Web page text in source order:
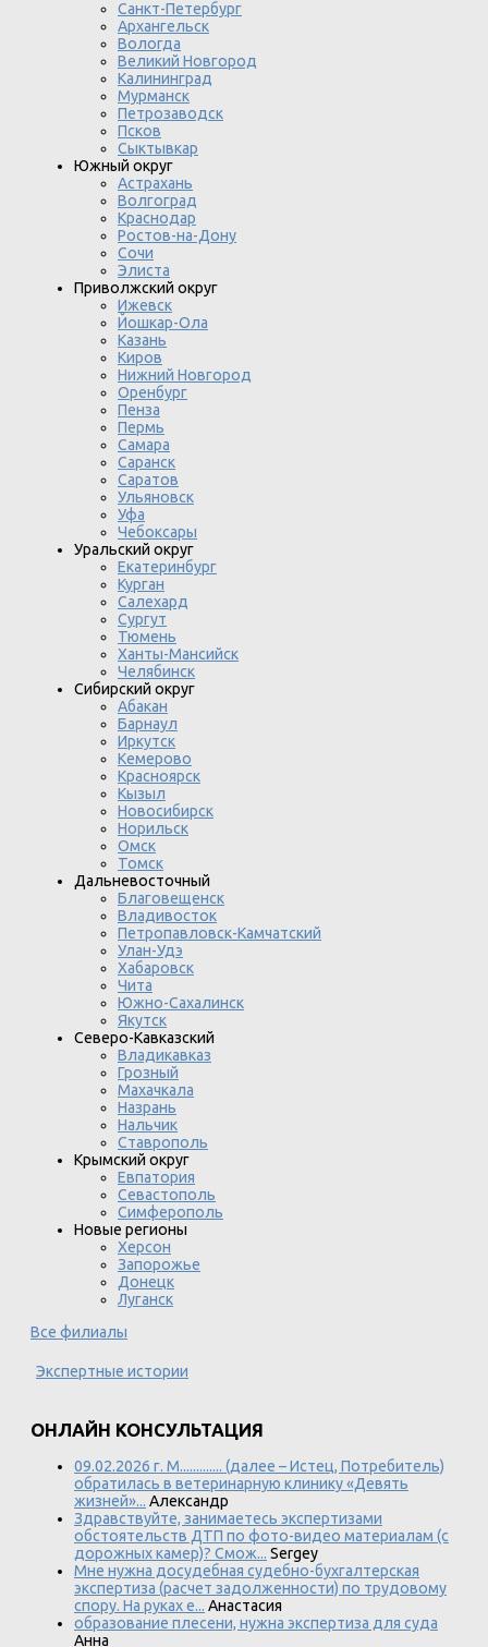
Санкт-Петербург
Архангельск
Вологда
Великий Новгород
Калининград
Мурманск
Петрозаводск
Псков
Сыктывкар
Южный округ
Астрахань
Волгоград
Краснодар
Ростов-на-Дону
Сочи
Элиста
Приволжский округ
Ижевск
Йошкар-Ола
Казань
Киров
Нижний Новгород
Оренбург
Пенза
Пермь
Самара
Саранск
Саратов
Ульяновск
Уфа
Чебоксары
Уральский округ
Екатеринбург
Курган
Салехард
Сургут
Тюмень
Ханты-Мансийск
Челябинск
Сибирский округ
Абакан
Барнаул
Иркутск
Кемерово
Красноярск
Кызыл
Новосибирск
Норильск
Омск
Томск
Дальневосточный
Благовещенск
Владивосток
Петропавловск-Камчатский
Улан-Удэ
Хабаровск
Чита
Южно-Сахалинск
Якутск
Северо-Кавказский
Владикавказ
Грозный
Махачкала
Назрань
Нальчик
Ставрополь
Крымский округ
Евпатория
Севастополь
Симферополь
Новые регионы
Херсон
Запорожье
Донецк
Луганск
Все филиалы
Экспертные истории
ОНЛАЙН КОНСУЛЬТАЦИЯ
09.02.2026 г. М............. (далее – Истец, Потребитель)
обратилась в ветеринарную клинику «Девять
жизней»... Александр
Здравствуйте, занимаетесь экспертизами
обстоятельств ДТП по фото-видео материалам (с
дорожных камер)? Смож... Sergey
Мне нужна досудебная судебно-бухгалтерская
экспертиза (расчет задолженности) по трудовому
спору. На руках е... Анастасия
образование плесени, нужна экспертиза для суда
Анна